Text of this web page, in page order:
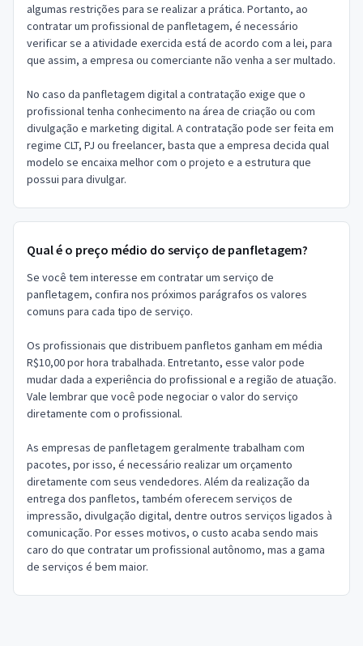
algumas restrições para se realizar a prática. Portanto, ao
contratar um profissional de panfletagem, é necessário
verificar se a atividade exercida está de acordo com a lei, para
que assim, a empresa ou comerciante não venha a ser multado.
No caso da panfletagem digital a contratação exige que o
profissional tenha conhecimento na área de criação ou com
divulgação e marketing digital. A contratação pode ser feita em
regime CLT, PJ ou freelancer, basta que a empresa decida qual
modelo se encaixa melhor com o projeto e a estrutura que
possui para divulgar.
Qual é o preço médio do serviço de panfletagem?
Se você tem interesse em contratar um serviço de
panfletagem, confira nos próximos parágrafos os valores
comuns para cada tipo de serviço.
Os profissionais que distribuem panfletos ganham em média
R$10,00 por hora trabalhada. Entretanto, esse valor pode
mudar dada a experiência do profissional e a região de atuação.
Vale lembrar que você pode negociar o valor do serviço
diretamente com o profissional.
As empresas de panfletagem geralmente trabalham com
pacotes, por isso, é necessário realizar um orçamento
diretamente com seus vendedores. Além da realização da
entrega dos panfletos, também oferecem serviços de
impressão, divulgação digital, dentre outros serviços ligados à
comunicação. Por esses motivos, o custo acaba sendo mais
caro do que contratar um profissional autônomo, mas a gama
de serviços é bem maior.